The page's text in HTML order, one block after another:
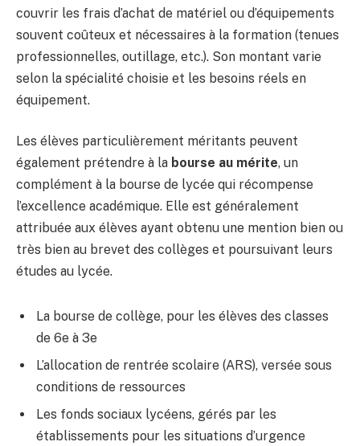
couvrir les frais d’achat de matériel ou d’équipements
souvent coûteux et nécessaires à la formation (tenues
professionnelles, outillage, etc.). Son montant varie
selon la spécialité choisie et les besoins réels en
équipement.
Les élèves particulièrement méritants peuvent
également prétendre à la bourse au mérite, un
complément à la bourse de lycée qui récompense
l’excellence académique. Elle est généralement
attribuée aux élèves ayant obtenu une mention bien ou
très bien au brevet des collèges et poursuivant leurs
études au lycée.
La bourse de collège, pour les élèves des classes
de 6e à 3e
L’allocation de rentrée scolaire (ARS), versée sous
conditions de ressources
Les fonds sociaux lycéens, gérés par les
établissements pour les situations d’urgence